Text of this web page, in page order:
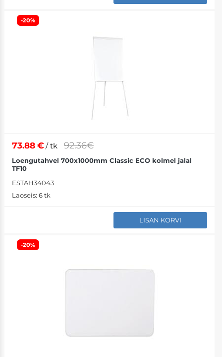
-20%
73.88 €/ tk 92.36€
Loengutahvel 700x1000mm Classic ECO kolmel jalal
TF10
ESTAH34043
Laoseis: 6 tk
LISAN KORVI
-20%